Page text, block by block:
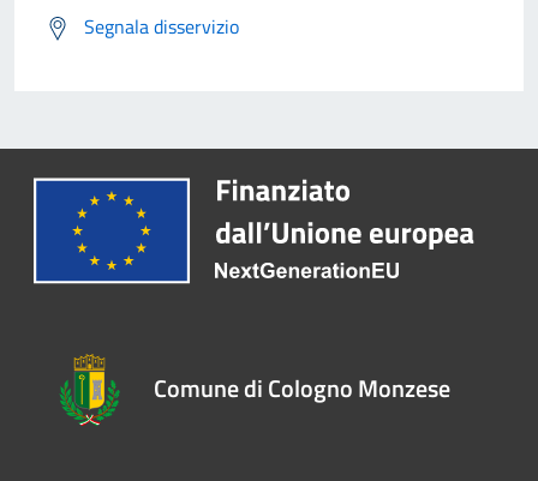
Segnala disservizio
Comune di Cologno Monzese